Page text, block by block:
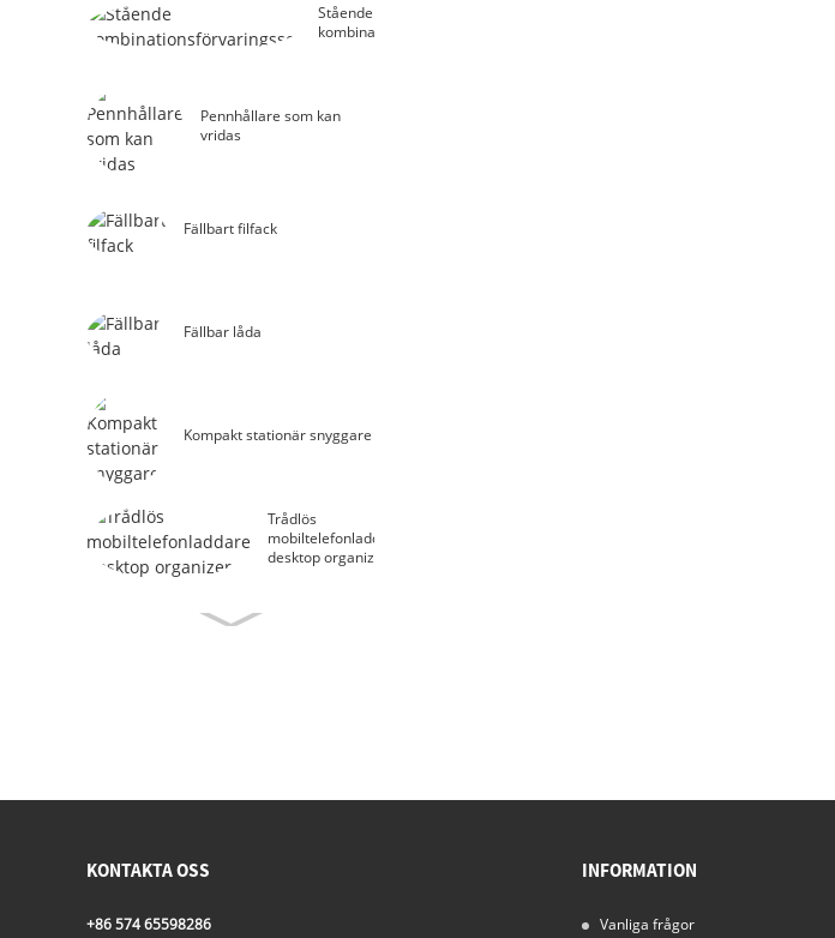
Stående
kombinationsförvaringsset
Pennhållare som kan
vridas
Fällbart filfack
Fällbar låda
Kompakt stationär snyggare
Trådlös
mobiltelefonladdare
desktop organizer
KONTAKTA OSS
+86 574 65598286
INFORMATION
Vanliga frågor